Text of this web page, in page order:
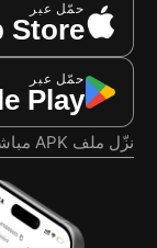
حمّل عبر
Store
حمّل عبر
Play
نزّل ملف APK مباشرة